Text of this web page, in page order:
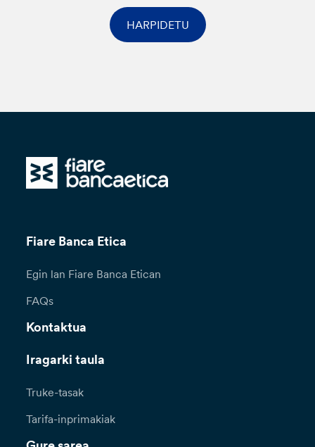
HARPIDETU
Fiare Banca Etica
Egin lan Fiare Banca Etican
FAQs
Kontaktua
Iragarki taula
Truke-tasak
Tarifa-inprimakiak